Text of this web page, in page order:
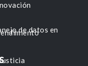
de datos en